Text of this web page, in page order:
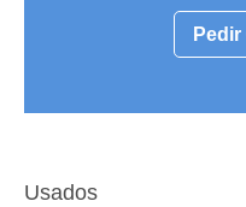
Usados